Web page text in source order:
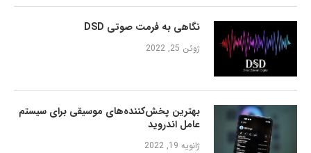
نگاهی به فرمت صوتی DSD
ژوئن 25, 2022
بهترین پخش‌کننده‌های موسیقی برای سیستم
عامل اندروید
ژانویه 19, 2022